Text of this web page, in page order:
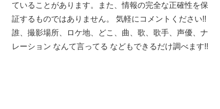
ていることがあります。また、情報の完全な正確性を保
証するものではありません。 気軽にコメントください!!
誰、撮影場所、ロケ地、どこ、曲、歌、歌手、声優、ナ
レーション なんて言ってる などもできるだけ調べます!!